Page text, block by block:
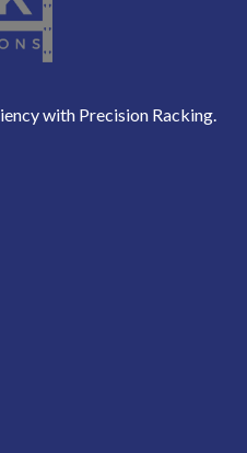
with Precision Racking.